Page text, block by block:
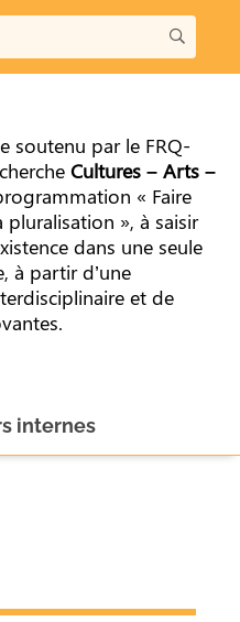
soutenu par le FRQ-
Cultures – Arts –
« Faire
», à saisir
dans une seule
à partir d’une
et de
internes